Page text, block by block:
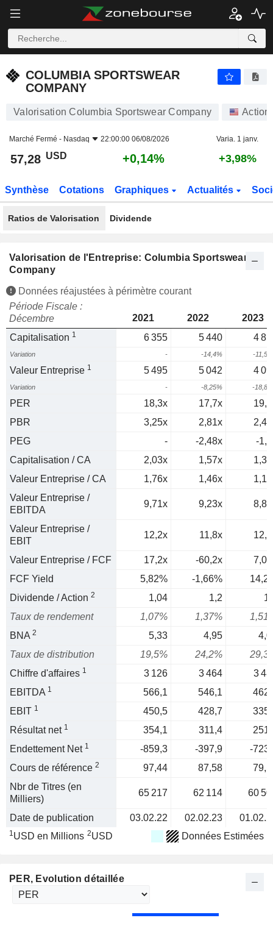
COLUMBIA SPORTSWEAR
COMPANY
Valorisation Columbia Sportswear Company
Marché Fermé - Nasdaq 22:00:00 06/08/2026 Varia. 1 janv.
57,28 USD +0,14% +3,98%
Synthèse Cotations Graphiques Actualités
Ratios de Valorisation Dividende
Valorisation de l'Entreprise: Columbia Sportswear
Company
Données réajustées à périmètre courant
Période Fiscale :
Décembre
2021 2022
2023
Capitalisation 1 6 355 5 440 4
Variation - -14,4% -
Valeur Entreprise 1 5 495 5 042 4
Variation - -8,25% -
PER 18,3x 17,7x
PBR
3,25x 2,81x
PEG
- -2,48x
-
Capitalisation / CA
2,03x 1,57x
Valeur Entreprise / CA
1,76x 1,46x
Valeur Entreprise /
EBITDA
9,71x 9,23x
Valeur Entreprise /
EBIT
12,2x 11,8x
Valeur Entreprise / FCF 17,2x -60,2x
FCF Yield
5,82% -1,66%
Dividende / Action 2 1,04 1,2
Taux de rendement
1,07% 1,37%
BNA 2 5,33 4,95
Taux de distribution
19,5% 24,2%
Chiffre d'affaires 1 3 126 3 464
3
EBITDA 1 566,1 546,1
EBIT 1 450,5 428,7
Résultat net 1 354,1 311,4
Endettement Net 1 -859,3 -397,9
-
Cours de référence 2 97,44 87,58
Nbr de Titres (en
Milliers)
65 217 62 114 60
Date de publication 03.02.22 02.02.23
1USD en Millions 2USD Données Estimées
PER, Evolution détaillée